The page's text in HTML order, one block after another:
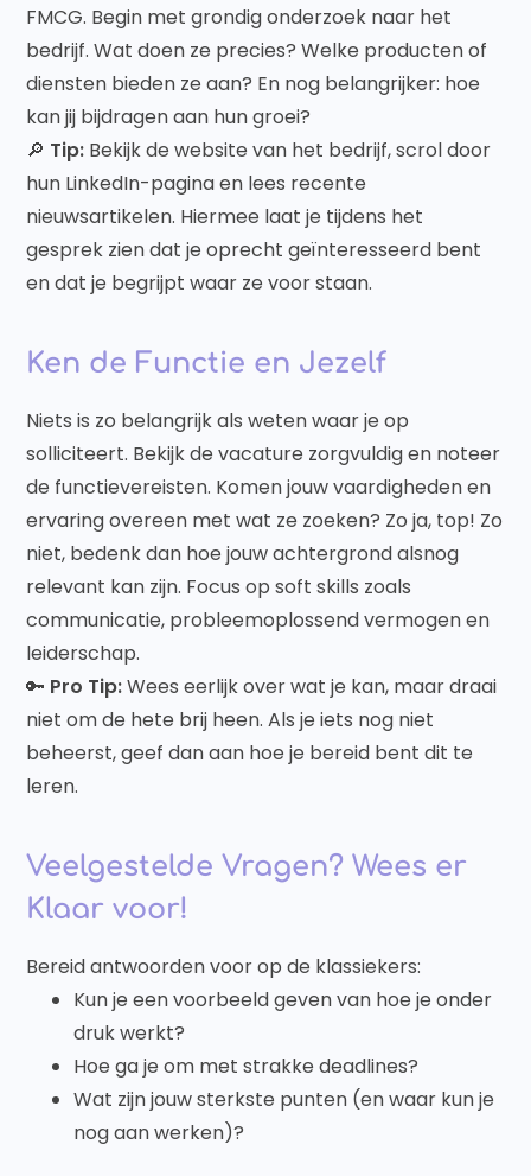
FMCG. Begin met grondig onderzoek naar het
bedrijf. Wat doen ze precies? Welke producten of
diensten bieden ze aan? En nog belangrijker: hoe
kan jij bijdragen aan hun groei?
🔎 Tip: Bekijk de website van het bedrijf, scrol door
hun LinkedIn-pagina en lees recente
nieuwsartikelen. Hiermee laat je tijdens het
gesprek zien dat je oprecht geïnteresseerd bent
en dat je begrijpt waar ze voor staan.
Ken de Functie en Jezelf
Niets is zo belangrijk als weten waar je op
solliciteert. Bekijk de vacature zorgvuldig en noteer
de functievereisten. Komen jouw vaardigheden en
ervaring overeen met wat ze zoeken? Zo ja, top! Zo
niet, bedenk dan hoe jouw achtergrond alsnog
relevant kan zijn. Focus op soft skills zoals
communicatie, probleemoplossend vermogen en
leiderschap.
🔑 Pro Tip:Wees eerlijk over wat je kan, maar draai
niet om de hete brij heen. Als je iets nog niet
beheerst, geef dan aan hoe je bereid bent dit te
leren.
Veelgestelde Vragen? Wees er
Klaar voor!
Bereid antwoorden voor op de klassiekers:
Kun je een voorbeeld geven van hoe je onder
druk werkt?
Hoe ga je om met strakke deadlines?
Wat zijn jouw sterkste punten (en waar kun je
nog aan werken)?